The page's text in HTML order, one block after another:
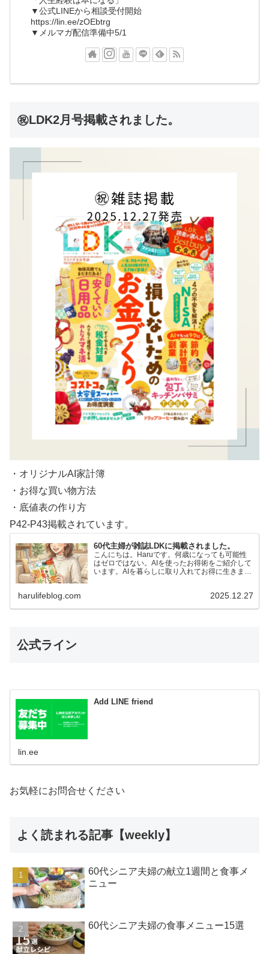
▼公式LINEから相談受付開始
https://lin.ee/zOEbtrg
▼メルマガ配信準備中5/1
㊗LDK2月号掲載されました。
・オリジナルAI家計簿
・お得な買い物方法
・底値表の作り方
P42-P43掲載されています。
60代主婦が雑誌LDKに掲載されました。
こんにちは。Haruです。何歳になっても可能性
はゼロではない。AIを使ったお得術をご紹介して
います。AIを暮らしに取り入れてお得に生きまし
harulifeblog.com 2025.12.27
公式ライン
Add LINE friend
lin.ee
お気軽にお問合せください
よく読まれる記事【weekly】
60代シニア夫婦の献立1週間と食事メ
ニュー
60代シニア夫婦の食事メニュー15選